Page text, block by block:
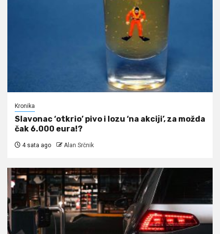
Kronika
Slavonac ‘otkrio’ pivo i lozu ‘na akciji’, za možda
čak 6.000 eura!?
4 sata ago Alan Srčnik